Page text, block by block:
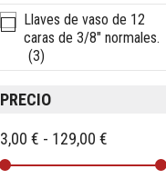
Llaves de vaso de 12
caras de 3/8" normales.
(3)
PRECIO
3,00 € - 129,00 €